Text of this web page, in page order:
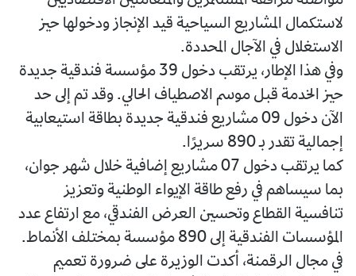
لاستكمال المشاريع السياحية قيد الإنجاز ودخولها حيز
الاستغلال في الآجال المحددة.
وفي هذا الإطار، يرتقب دخول 39 مؤسسة فندقية جديدة
حيز الخدمة قبل موسم الاصطياف الحالي. وقد تم إلى حد
الآن دخول 09 مشاريع فندقية جديدة بطاقة استيعابية
إجمالية تقدر بـ 890 سريرًا.
كما يرتقب دخول 07 مشاريع إضافية خلال شهر جوان،
بما سيساهم في رفع طاقة الإيواء الوطنية وتعزيز
تنافسية القطاع وتحسين العرض الفندقي، مع ارتفاع عدد
المؤسسات الفندقية إلى 890 مؤسسة بمختلف الأنماط.
في مجال الرقمنة، أكدت الوزيرة على ضرورة تعميم